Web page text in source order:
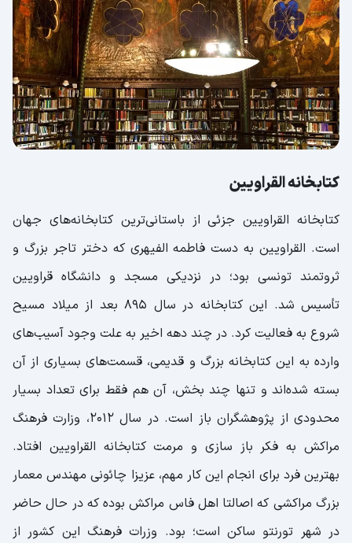
کتابخانه القراویین
کتابخانه القراویین جزئی از باستانی‌ترین کتابخانه‌های جهان
است. القراویین به دست فاطمه الفیهری که دختر تاجر بزرگ و
ثروتمند تونسی بود؛ در نزدیکی مسجد و دانشگاه قراویین
تأسیس شد. این کتابخانه در سال 895 بعد از میلاد مسیح
شروع به فعالیت کرد. در چند دهه اخیر به علت وجود آسیب‌های
وارده به این کتابخانه بزرگ و قدیمی، قسمت‌های بسیاری از آن
بسته شده‌اند و تنها چند بخش، آن هم فقط برای تعداد بسیار
محدودی از پژوهشگران باز است. در سال 2012، وزارت فرهنگ
مراکش به فکر باز سازی و مرمت کتابخانه القراویین افتاد.
بهترین فرد برای انجام این کار مهم، عزیزا چائونی مهندس معمار
بزرگ مراکشی که اصالتا اهل فاس مراکش بوده که در حال حاضر
در شهر تورنتو ساکن است؛ بود. وزرات فرهنگ این کشور از